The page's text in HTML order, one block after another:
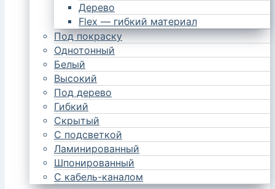
Дерево
Flex — гибкий материал
Под покраску
Однотонный
Белый
Высокий
Под дерево
Гибкий
Скрытый
С подсветкой
Ламинированный
Шпонированный
С кабель-каналом